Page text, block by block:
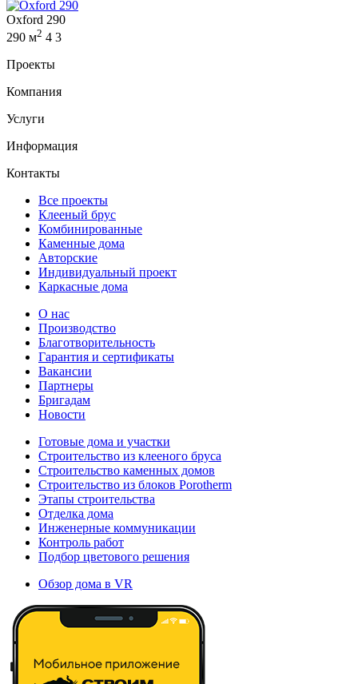
Oxford 290
290 м2 4 3
Проекты
Компания
Услуги
Информация
Контакты
Все проекты
Клееный брус
Комбинированные
Каменные дома
Авторские
Индивидуальный проект
Каркасные дома
О нас
Производство
Благотворительность
Гарантия и сертификаты
Вакансии
Партнеры
Бригадам
Новости
Готовые дома и участки
Строительство из клееного бруса
Строительство каменных домов
Строительство из блоков Porotherm
Этапы строительства
Отделка дома
Инженерные коммуникации
Контроль работ
Подбор цветового решения
Обзор дома в VR